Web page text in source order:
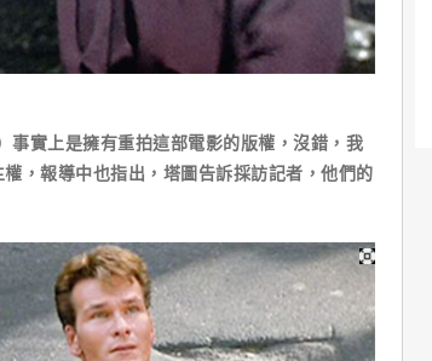
實上是擁有重拍這部電影的版權，沒錯，我
，報導中也指出，塔圖告訴採訪記者，他們的